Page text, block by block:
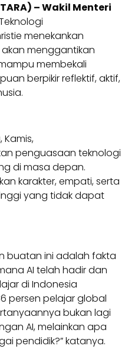
– Wakil Menteri
menekankan
menggantikan
membekali
berpikir reflektif, aktif,
penguasaan teknologi
di masa depan.
karakter, empati, serta
yang tidak dapat
buatan ini adalah fakta
AI telah hadir dan
di Indonesia
persen pelajar global
bukan lagi
AI, melainkan apa
pendidik?” katanya.